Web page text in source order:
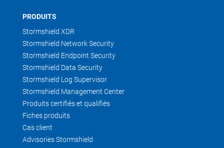
PRODUITS
Stormshield XDR
Stormshield Network Security
Stormshield Endpoint Security
Stormshield Data Security
Stormshield Log Supervisor
Stormshield Management Center
Produits certifiés et qualifiés
Fiches produits
Cas client
Advisories Stormshield